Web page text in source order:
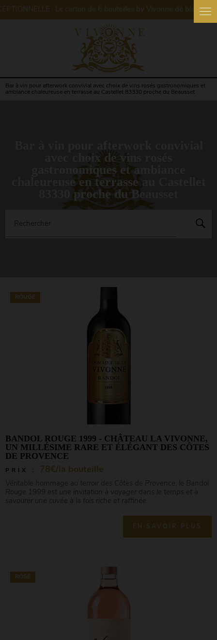
Bar à vin pour afterwork convivial avec choix de vins rosés gastronomiques et
ambiance chaleureuse en terrasse au Castellet 83330 proche du Beausset
avec choix de vins rosés
gastronomiques et ambiance
chaleureuse en terrasse au Castellet
83330 proche du Beausset
Rechercher
ROUGE
BANDOL ROUGE 1999 - CHÂTEAU LA VIVONNE,
UN MILLÉSIME RARE ET ÉLÉGANT DES CÔTES
DE PROVENCE
PRIX : 78€/la bouteille
EN SAVOIR PLUS
ROSÉ